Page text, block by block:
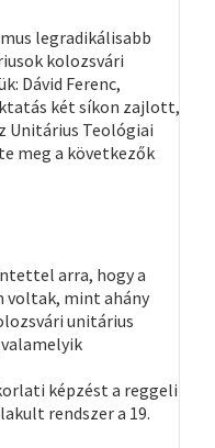
legradikálisabb
kolozsvári
Dávid Ferenc,
két síkon zajlott,
Unitárius Teológiai
meg a következők
arra, hogy a
voltak, mint ahány
unitárius
képzést a reggeli
rendszer a 19.